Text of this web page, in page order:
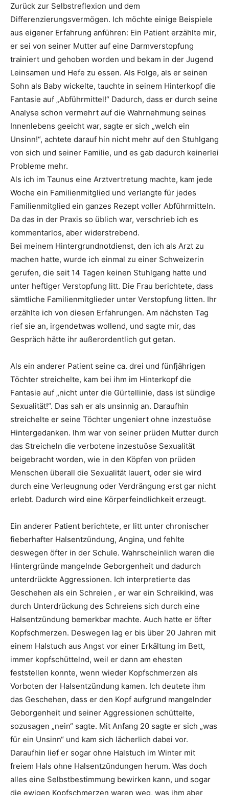
Zurück zur Selbstreflexion und dem
Differenzierungsvermögen. Ich möchte einige Beispiele
aus eigener Erfahrung anführen: Ein Patient erzählte mir,
er sei von seiner Mutter auf eine Darmverstopfung
trainiert und gehoben worden und bekam in der Jugend
Leinsamen und Hefe zu essen. Als Folge, als er seinen
Sohn als Baby wickelte, tauchte in seinem Hinterkopf die
Fantasie auf „Abführmittel!“ Dadurch, dass er durch seine
Analyse schon vermehrt auf die Wahrnehmung seines
Innenlebens geeicht war, sagte er sich „welch ein
Unsinn!“, achtete darauf hin nicht mehr auf den Stuhlgang
von sich und seiner Familie, und es gab dadurch keinerlei
Probleme mehr.
Als ich im Taunus eine Arztvertretung machte, kam jede
Woche ein Familienmitglied und verlangte für jedes
Familienmitglied ein ganzes Rezept voller Abführmitteln.
Da das in der Praxis so üblich war, verschrieb ich es
kommentarlos, aber widerstrebend.
Bei meinem Hintergrundnotdienst, den ich als Arzt zu
machen hatte, wurde ich einmal zu einer Schweizerin
gerufen, die seit 14 Tagen keinen Stuhlgang hatte und
unter heftiger Verstopfung litt. Die Frau berichtete, dass
sämtliche Familienmitglieder unter Verstopfung litten. Ihr
erzählte ich von diesen Erfahrungen. Am nächsten Tag
rief sie an, irgendetwas wollend, und sagte mir, das
Gespräch hätte ihr außerordentlich gut getan.
Als ein anderer Patient seine ca. drei und fünfjährigen
Töchter streichelte, kam bei ihm im Hinterkopf die
Fantasie auf „nicht unter die Gürtellinie, dass ist sündige
Sexualität!“. Das sah er als unsinnig an. Daraufhin
streichelte er seine Töchter ungeniert ohne inzestuöse
Hintergedanken. Ihm war von seiner prüden Mutter durch
das Streicheln die verbotene inzestuöse Sexualität
beigebracht worden, wie in den Köpfen von prüden
Menschen überall die Sexualität lauert, oder sie wird
durch eine Verleugnung oder Verdrängung erst gar nicht
erlebt. Dadurch wird eine Körperfeindlichkeit erzeugt.
Ein anderer Patient berichtete, er litt unter chronischer
fieberhafter Halsentzündung, Angina, und fehlte
deswegen öfter in der Schule. Wahrscheinlich waren die
Hintergründe mangelnde Geborgenheit und dadurch
unterdrückte Aggressionen. Ich interpretierte das
Geschehen als ein Schreien , er war ein Schreikind, was
durch Unterdrückung des Schreiens sich durch eine
Halsentzündung bemerkbar machte. Auch hatte er öfter
Kopfschmerzen. Deswegen lag er bis über 20 Jahren mit
einem Halstuch aus Angst vor einer Erkältung im Bett,
immer kopfschüttelnd, weil er dann am ehesten
feststellen konnte, wenn wieder Kopfschmerzen als
Vorboten der Halsentzündung kamen. Ich deutete ihm
das Geschehen, dass er den Kopf aufgrund mangelnder
Geborgenheit und seiner Aggressionen schüttelte,
sozusagen „nein“ sagte. Mit Anfang 20 sagte er sich „was
für ein Unsinn“ und kam sich lächerlich dabei vor.
Daraufhin lief er sogar ohne Halstuch im Winter mit
freiem Hals ohne Halsentzündungen herum. Was doch
alles eine Selbstbestimmung bewirken kann, und sogar
die ewigen Kopfschmerzen waren weg, was ihm aber